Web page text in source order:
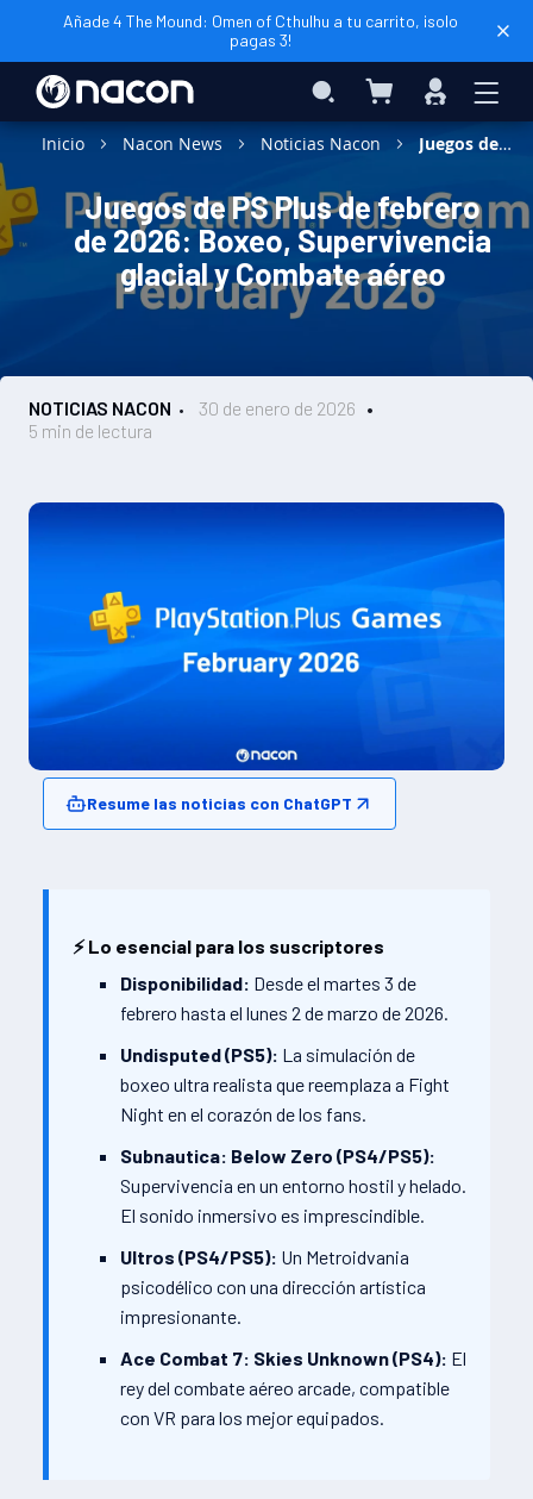
Añade 4 The Mound: Omen of Cthulhu a tu carrito, ¡solo
pagas 3!
Search Mi cesta Iniciar
sesión
Inicio
Nacon News Noticias Nacon Juegos de PS Plus de febrero de 2026: Boxeo, Supervivencia glacial y Combate aéreo
Juegos de PS Plus de febrero
de 2026: Boxeo, Supervivencia
glacial y Combate aéreo
NOTICIAS NACON
30 de enero de 2026
5 min de lectura
Resume las noticias con ChatGPT
⚡ Lo esencial para los suscriptores
Disponibilidad: Desde el martes 3 de
febrero hasta el lunes 2 de marzo de 2026.
Undisputed (PS5): La simulación de
boxeo ultra realista que reemplaza a Fight
Night en el corazón de los fans.
Subnautica: Below Zero (PS4/PS5):
Supervivencia en un entorno hostil y helado.
El sonido inmersivo es imprescindible.
Ultros (PS4/PS5): Un Metroidvania
psicodélico con una dirección artística
impresionante.
Ace Combat 7: Skies Unknown (PS4): El
rey del combate aéreo arcade, compatible
con VR para los mejor equipados.